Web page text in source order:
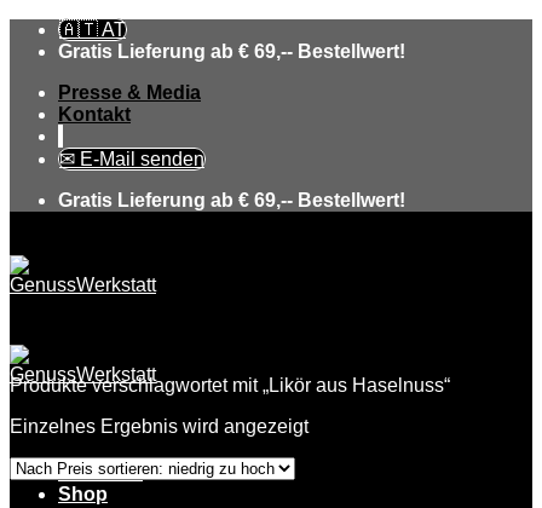
Skip
🇦🇹 AT
Gratis Lieferung ab € 69,-- Bestellwert!
Presse & Media
Kontakt
✉ E-Mail senden
Gratis Lieferung ab € 69,-- Bestellwert!
Über uns
Shop
Produkte verschlagwortet mit „Likör aus Haselnuss“
Einzelnes Ergebnis wird angezeigt